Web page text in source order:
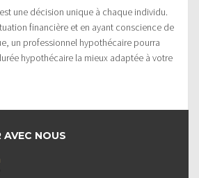
une décision unique à chaque individu.
financière et en ayant conscience de
un professionnel hypothécaire pourra
hypothécaire la mieux adaptée à votre
AVEC NOUS